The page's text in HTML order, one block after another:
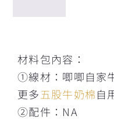
材料包內容：
①線材：唧唧自家
更多五股牛奶棉自
②配件：NA